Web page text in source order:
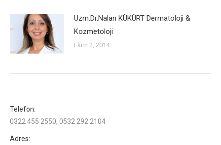
Uzm.Dr.Nalan KÜKÜRT Dermatoloji &
Kozmetoloji
Ekim 2, 2014
Telefon:
0322 455 2550, 0532 292 2104
Adres: